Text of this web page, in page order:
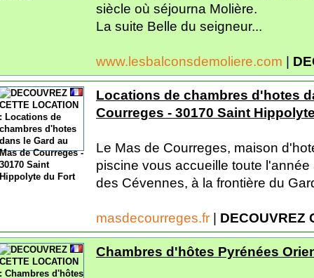
siècle où séjourna Molière.
La suite Belle du seigneur...
www.lesbalconsdemoliere.com |
Locations de chambres d'hotes
Courreges - 30170 Saint
Le Mas de Courreges, maison
piscine vous accueille toute
des Cévennes, à la frontière du
masdecourreges.fr | DECOUVREZ
Chambres d'hôtes Pyrénées